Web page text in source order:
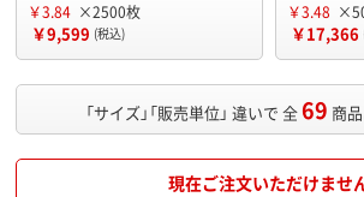
￥3.84 ×2500枚
￥9,599 (税込)
￥3.48
￥17,366
「サイズ」「販売単位」 違いで 全69 商
現在ご注文いただけませ